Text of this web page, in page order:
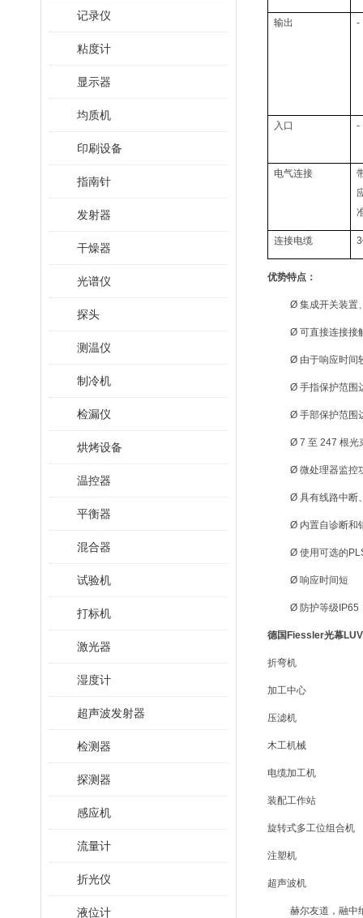
记录仪
粘度计
显示器
均质机
印刷设备
指南针
发射器
干燥器
光谱仪
探头
测温仪
制冷机
检漏仪
烘烤设备
温控器
平衡器
混合器
试验机
打标机
激光器
湿度计
超声波发射器
检测器
探测器
感应机
流量计
折光仪
液位计
输出 -
入口 -
电气连接
连接电缆
优势特点：
Ø 集成开关装置
Ø 可直接连接接
Ø 由于响应时间
Ø 手指保护范围
Ø 手部保护范围
Ø 7 至 247 根光
Ø 微处理器监控
Ø 具有线路中断
Ø 内置自诊断和
Ø 使用可选的
Ø 响应时间短
Ø 防护等级IP65
德国Fiessler光幕
折弯机
加工中心
压滤机
木工机械
电缆加工机
装配工作站
旋转式多工位组合机
注塑机
超声波机
赫尔友道，融中